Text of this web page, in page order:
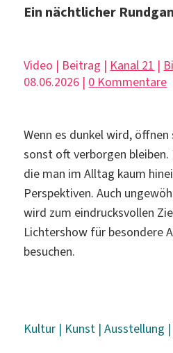
Ein nächtlicher
Video | Beitrag | Kanal 21 |
08.06.2026 | 0 Kommentare
Wenn es dunkel wird,
sonst oft verborgen bleiben.
die man im Alltag kaum
Perspektiven. Auch
wird zum eindrucksvollen
Lichtershow für besondere
besuchen.
Kultur | Kunst |Ausstellung |